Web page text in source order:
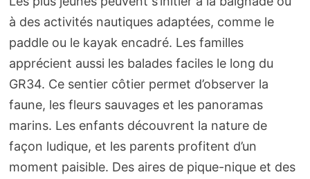
à des activités nautiques adaptées, comme le
paddle ou le kayak encadré. Les familles
apprécient aussi les balades faciles le long du
GR34. Ce sentier côtier permet d’observer la
faune, les fleurs sauvages et les panoramas
marins. Les enfants découvrent la nature de
façon ludique, et les parents profitent d’un
moment paisible. Des aires de pique-nique et des